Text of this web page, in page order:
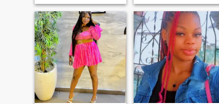
sociable. bien exprimé et
articulé ce que j'utilise mon
temps libre pour est l'écriture
constructive et regarder des
films
et que nous sommes
condamnés à faire des
erreurs. S'il vous plaît les
gars si vous voulez une
dame de partager des
images de seins et de nus
avec s'il vous plaît je ne suis
pas votre type, ceux pour les
chats sexuels s'il vous plaît
je n'ai pas besoin de vous, ou
vous pouvez rechercher
quelqu'un d'autre. Merci. Les
plus sérieux sont les
bienvenus, nous allons mieux